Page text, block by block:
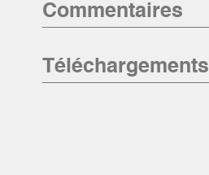
Commentaires
Téléchargements